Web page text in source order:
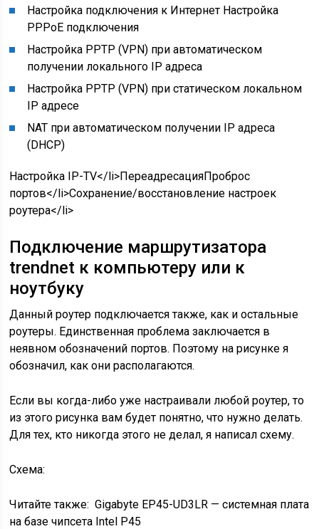
Настройка подключения к Интернет Настройка
PPPoE подключения
Настройка PPTP (VPN) при автоматическом
получении локального IP адреса
Настройка PPTP (VPN) при статическом локальном
IP адресе
NAT при автоматическом получении IP адреса
(DHCP)
Настройка IP-TV</li>ПереадресацияПроброс
портов</li>Сохранение/восстановление настроек
роутера</li>
Подключение маршрутизатора
trendnet к компьютеру или к
ноутбуку
Данный роутер подключается также, как и остальные
роутеры. Единственная проблема заключается в
неявном обозначений портов. Поэтому на рисунке я
обозначил, как они располагаются.
Если вы когда-либо уже настраивали любой роутер, то
из этого рисунка вам будет понятно, что нужно делать.
Для тех, кто никогда этого не делал, я написал схему.
Схема:
Читайте также: Gigabyte EP45-UD3LR — системная плата
на базе чипсета Intel P45